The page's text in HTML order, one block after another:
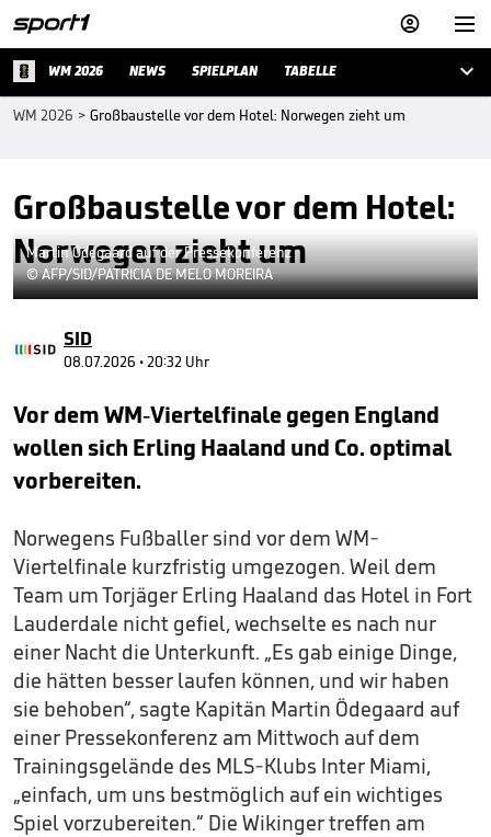


WM 2026 NEWS SPIELPLAN TABELLE 
WM 2026 > Großbaustelle vor dem Hotel: Norwegen zieht um
Großbaustelle vor dem Hotel:
Norwegen zieht um
Martin Ödegaard auf der Pressekonferenz
© AFP/SID/PATRICIA DE MELO MOREIRA
SID
08.07.2026 • 20:32 Uhr
Vor dem WM-Viertelfinale gegen England
wollen sich Erling Haaland und Co. optimal
vorbereiten.
Norwegens Fußballer sind vor dem WM-
Viertelfinale kurzfristig umgezogen. Weil dem
Team um Torjäger Erling Haaland das Hotel in Fort
Lauderdale nicht gefiel, wechselte es nach nur
einer Nacht die Unterkunft. „Es gab einige Dinge,
die hätten besser laufen können, und wir haben
sie behoben“, sagte Kapitän Martin Ödegaard auf
einer Pressekonferenz am Mittwoch auf dem
Trainingsgelände des MLS-Klubs Inter Miami,
„einfach, um uns bestmöglich auf ein wichtiges
Spiel vorzubereiten.“ Die Wikinger treffen am